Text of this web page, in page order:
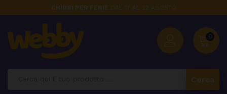
CHIUSI PER FERIE DAL 17 AL 23 AGOSTO
0
Cerca